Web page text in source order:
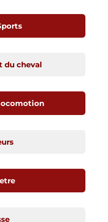
du cheval